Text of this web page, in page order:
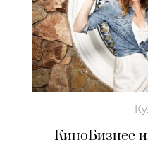
КиноБизнес